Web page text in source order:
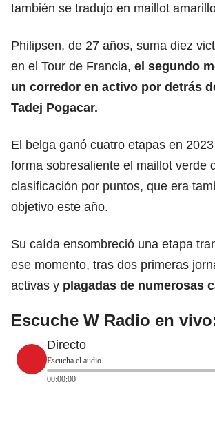
también se tradujo en maillot
Philipsen, de 27 años, suma diez
en el Tour de Francia, el segundo
un corredor en activo por detrás
Tadej Pogacar.
El belga ganó cuatro etapas en
forma sobresaliente el maillot verde
clasificación por puntos, que era
objetivo este año.
Su caída ensombreció una etapa
ese momento, tras dos primeras
activas y plagadas de numerosas
Escuche W Radio en
Directo
Escucha el audio
00:00:00